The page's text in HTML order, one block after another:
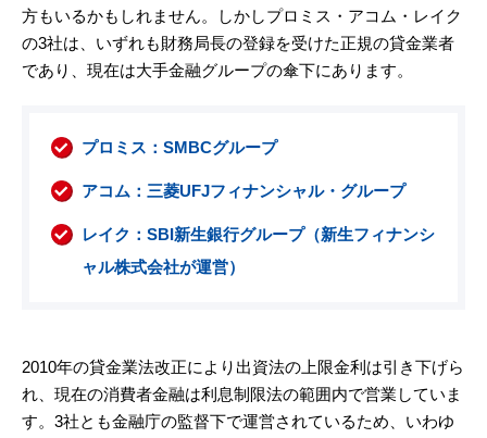
方もいるかもしれません。しかしプロミス・アコム・レイク
の3社は、いずれも財務局長の登録を受けた正規の貸金業者
であり、現在は大手金融グループの傘下にあります。
プロミス：SMBCグループ
アコム：三菱UFJフィナンシャル・グループ
レイク：SBI新生銀行グループ（新生フィナンシ
ャル株式会社が運営）
2010年の貸金業法改正により出資法の上限金利は引き下げら
れ、現在の消費者金融は利息制限法の範囲内で営業していま
す。3社とも金融庁の監督下で運営されているため、いわゆ